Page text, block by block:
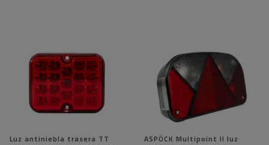
Luz antiniebla trasera TT ASPÖCK Multipoint II luz